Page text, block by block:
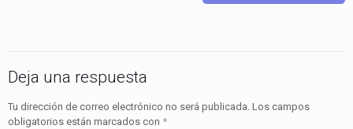
Deja una respuesta
Tu dirección de correo electrónico no será publicada. Los campos
obligatorios están marcados con *